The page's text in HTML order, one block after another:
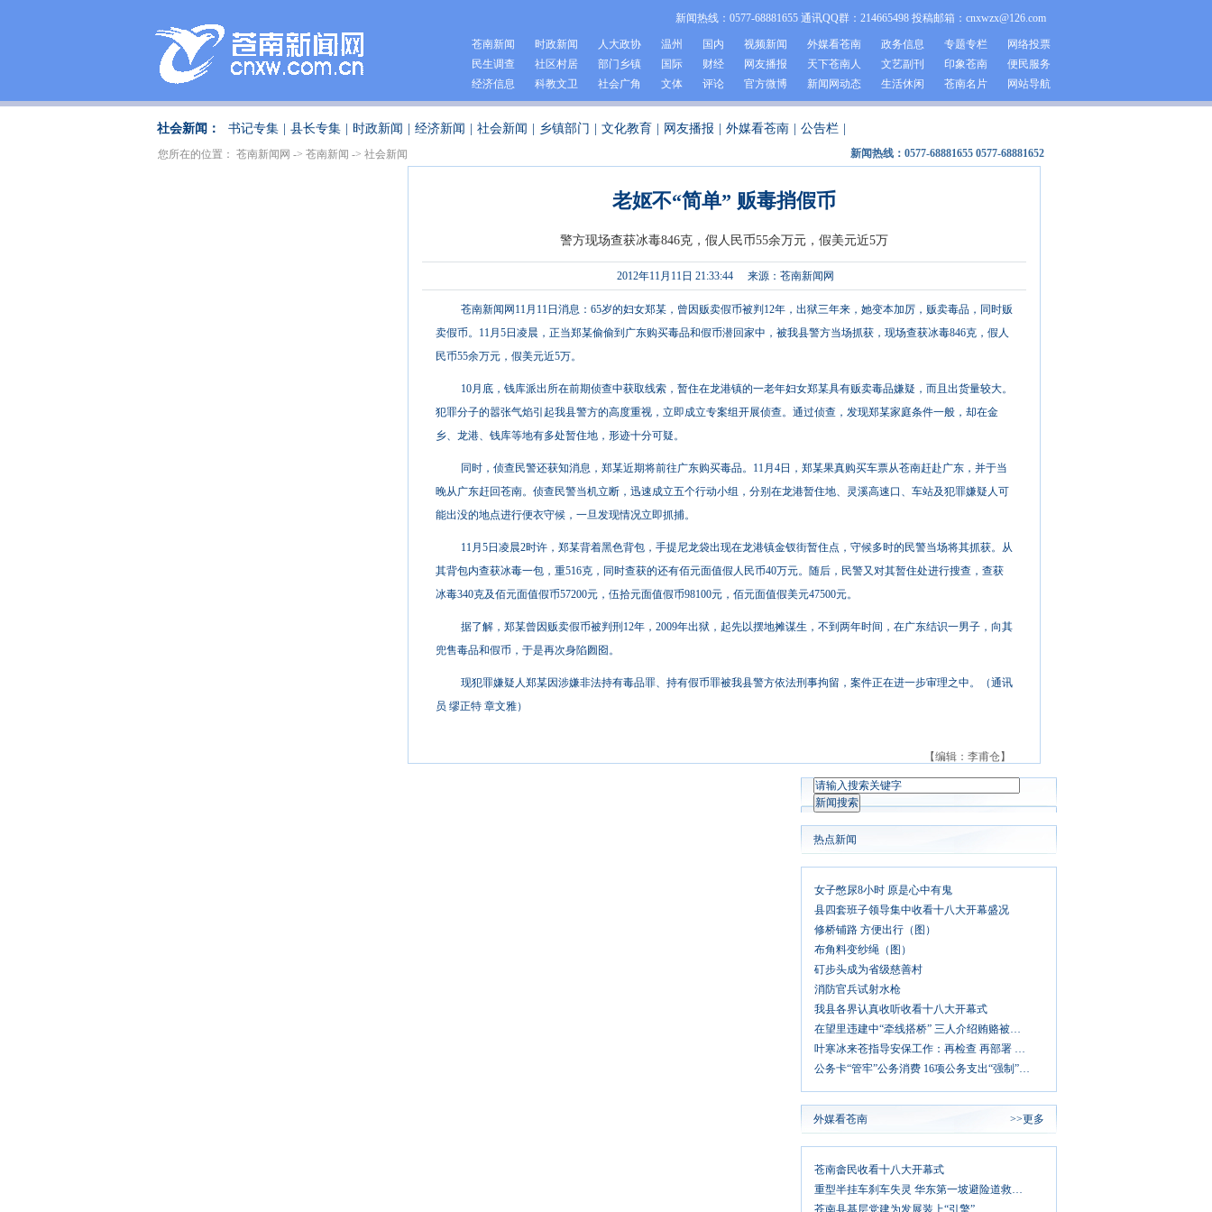
新闻热线：0577-68881655 通讯QQ群：214665498 投稿邮箱：cnxwzx@126.com
苍南新闻 时政新闻 人大政协 温州 国内 视频新闻 外媒看苍南 政务信息 专题专栏
网络投票
民生调查
社区村居 部门乡镇 国际 财经 网友播报 天下苍南人 文艺副刊 印象苍南
便民服务
经济信息
科教文卫 社会广角 文体 评论 官方微博 新闻网动态 生活休闲 苍南名片 网站导航
社会新闻： 书记专集 县长专集 时政新闻 经济新闻 社会新闻 乡镇部门 文化教育 网友播报 外媒看苍南 公告栏
您所在的位置： 苍南新闻网 -> 苍南新闻 -> 社会新闻 新闻热线：0577-68881655 0577-68881652
老妪不“简单” 贩毒捎假币
警方现场查获冰毒846克，假人民币55余万元，假美元近5万
2012年11月11日 21:33:44 来源：苍南新闻网
苍南新闻网11月11日消息：65岁的妇女郑某，曾因贩卖假币被判12年，出狱三年来，她变本加厉，贩卖毒品，同时贩
卖假币。11月5日凌晨，正当郑某偷偷到广东购买毒品和假币潜回家中，被我县警方当场抓获，现场查获冰毒846克，假人
民币55余万元，假美元近5万。
10月底，钱库派出所在前期侦查中获取线索，暂住在龙港镇的一老年妇女郑某具有贩卖毒品嫌疑，而且出货量较大。
犯罪分子的嚣张气焰引起我县警方的高度重视，立即成立专案组开展侦查。通过侦查，发现郑某家庭条件一般，却在金
乡、龙港、钱库等地有多处暂住地，形迹十分可疑。
同时，侦查民警还获知消息，郑某近期将前往广东购买毒品。11月4日，郑某果真购买车票从苍南赶赴广东，并于当
晚从广东赶回苍南。侦查民警当机立断，迅速成立五个行动小组，分别在龙港暂住地、灵溪高速口、车站及犯罪嫌疑人可
能出没的地点进行便衣守候，一旦发现情况立即抓捕。
11月5日凌晨2时许，郑某背着黑色背包，手提尼龙袋出现在龙港镇金钗街暂住点，守候多时的民警当场将其抓获。从
其背包内查获冰毒一包，重516克，同时查获的还有佰元面值假人民币40万元。随后，民警又对其暂住处进行搜查，查获
冰毒340克及佰元面值假币57200元，伍拾元面值假币98100元，佰元面值假美元47500元。
据了解，郑某曾因贩卖假币被判刑12年，2009年出狱，起先以摆地摊谋生，不到两年时间，在广东结识一男子，向其
兜售毒品和假币，于是再次身陷囫囵。
现犯罪嫌疑人郑某因涉嫌非法持有毒品罪、持有假币罪被我县警方依法刑事拘留，案件正在进一步审理之中。（通讯
员 缪正特 章文雅）
【编辑：李甫仓】
热点新闻
女子憋尿8小时 原是心中有鬼
县四套班子领导集中收看十八大开幕盛况
修桥铺路 方便出行（图）
布角料变纱绳（图）
矴步头成为省级慈善村
消防官兵试射水枪
我县各界认真收听收看十八大开幕式
在望里违建中“牵线搭桥” 三人介绍贿赂被判刑
叶寒冰来苍指导安保工作：再检查 再部署 再落实
公务卡“管牢”公务消费 16项公务支出“强制”刷卡
>>更多
外媒看苍南
苍南畲民收看十八大开幕式
重型半挂车刹车失灵 华东第一坡避险道救司机一命
苍南县基层党建为发展装上“引擎”